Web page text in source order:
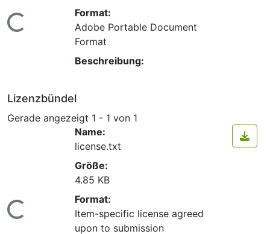
Format:
Adobe Portable Document
Format
Beschreibung:
Lizenzbündel
Gerade angezeigt 1 - 1 von 1
Name:
license.txt
Größe:
4.85 KB
Format:
Item-specific license agreed
upon to submission